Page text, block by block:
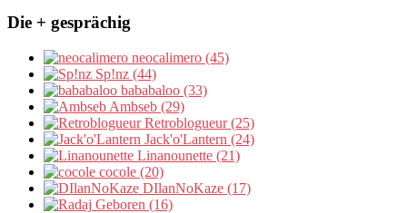
Die + gesprächig
neocalimero (45)
Sp!nz (44)
bababaloo (33)
Ambseb (29)
Retroblogueur (25)
Jack'o'Lantern (24)
Linanounette (21)
cocole (20)
DIlanNoKaze (17)
Geboren (16)